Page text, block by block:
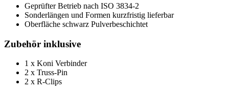
Geprüfter Betrieb nach ISO 3834-2
Sonderlängen und Formen kurzfristig lieferbar
Oberfläche schwarz Pulverbeschichtet
Zubehör inklusive
1 x Koni Verbinder
2 x Truss-Pin
2 x R-Clips